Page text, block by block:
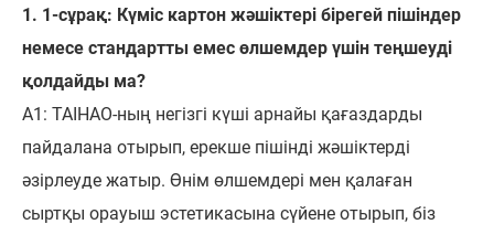
1. 1-сұрақ: Күміс картон жәшіктері бірегей пішіндер
немесе стандартты емес өлшемдер үшін теңшеуді
қолдайды ма?
A1: TAIHAO-ның негізгі күші арнайы қағаздарды
пайдалана отырып, ерекше пішінді жәшіктерді
әзірлеуде жатыр. Өнім өлшемдері мен қалаған
сыртқы орауыш эстетикасына сүйене отырып, біз